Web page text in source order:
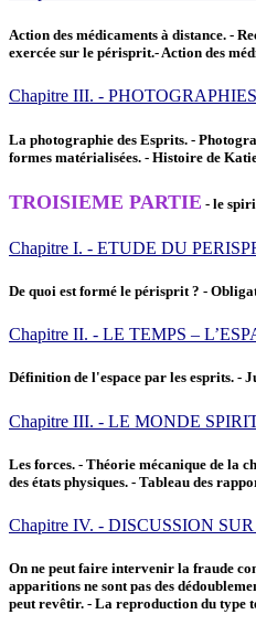
Action des médicaments à distance. -
exercée sur le périsprit.- Action des
Chapitre III. -
La photographie des Esprits. -
formes matérialisées. - Histoire de
TROISIEME PARTIE - le
Chapitre I. - ETUDE DU
De quoi est formé le périsprit ? -
Chapitre II. - LE TEMPS –
Définition de l'espace par les esprits. -
Chapitre III. - LE MONDE
Les forces. - Théorie mécanique de la
des états physiques. - Tableau des
Chapitre IV. - DISCUSSION
On ne peut faire intervenir la fraude
apparitions ne sont pas des
peut revêtir. - La reproduction du type